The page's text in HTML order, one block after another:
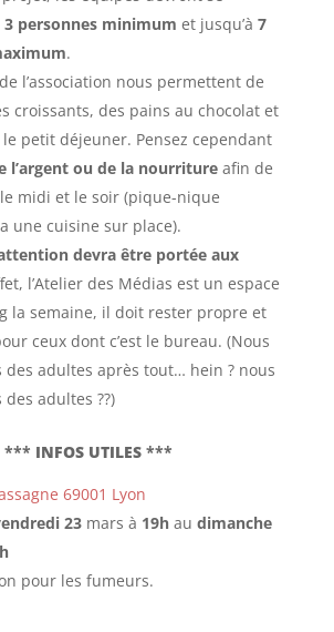
3 personnes minimum et jusqu’à 7
.
l’association nous permettent de
croissants, des pains au chocolat et
petit déjeuner. Pensez cependant
l’argent ou de la nourritureafin de
midi et le soir (pique-nique
une cuisine sur place).
devra être portée aux
l’Atelier des Médias est un espace
la semaine, il doit rester propre et
ceux dont c’est le bureau. (Nous
des adultes après tout… hein ? nous
adultes ??)
*** INFOS UTILES ***
69001 Lyon
23mars à 19hau dimanche
pour les fumeurs.